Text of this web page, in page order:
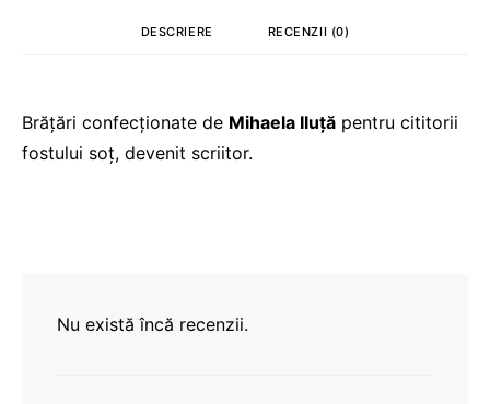
DESCRIERE RECENZII (0)
Brățări confecționate de Mihaela Iluță pentru cititorii
fostului soț, devenit scriitor.
Nu există încă recenzii.